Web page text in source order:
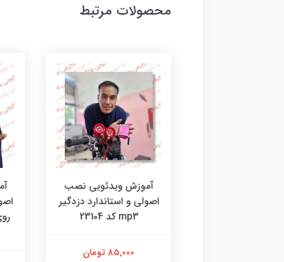
محصولات مرتبط
آموزش ویدئویی نصب
اصولی و استاندارد دزدگیر
mp3 کد 23104
85,000 تومان